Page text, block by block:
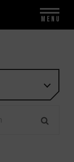
MENU